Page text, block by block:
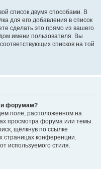
список двумя способами. В
для его добавления в список
сделать это прямо из вашего
имени пользователя. Вы
списков на той
форумам?
поле, расположенном на
просмотра форума или темы.
щёлкнув по ссылке
страницах конференции.
используемого стиля.